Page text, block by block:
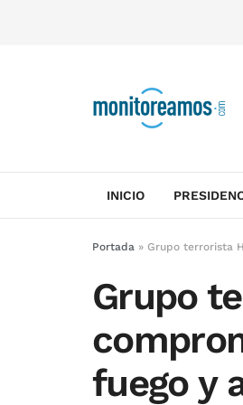
INICIO
Portada » Grupo terrorista
Grupo
fuego y